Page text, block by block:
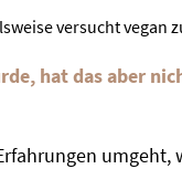
versucht vegan
hat das aber